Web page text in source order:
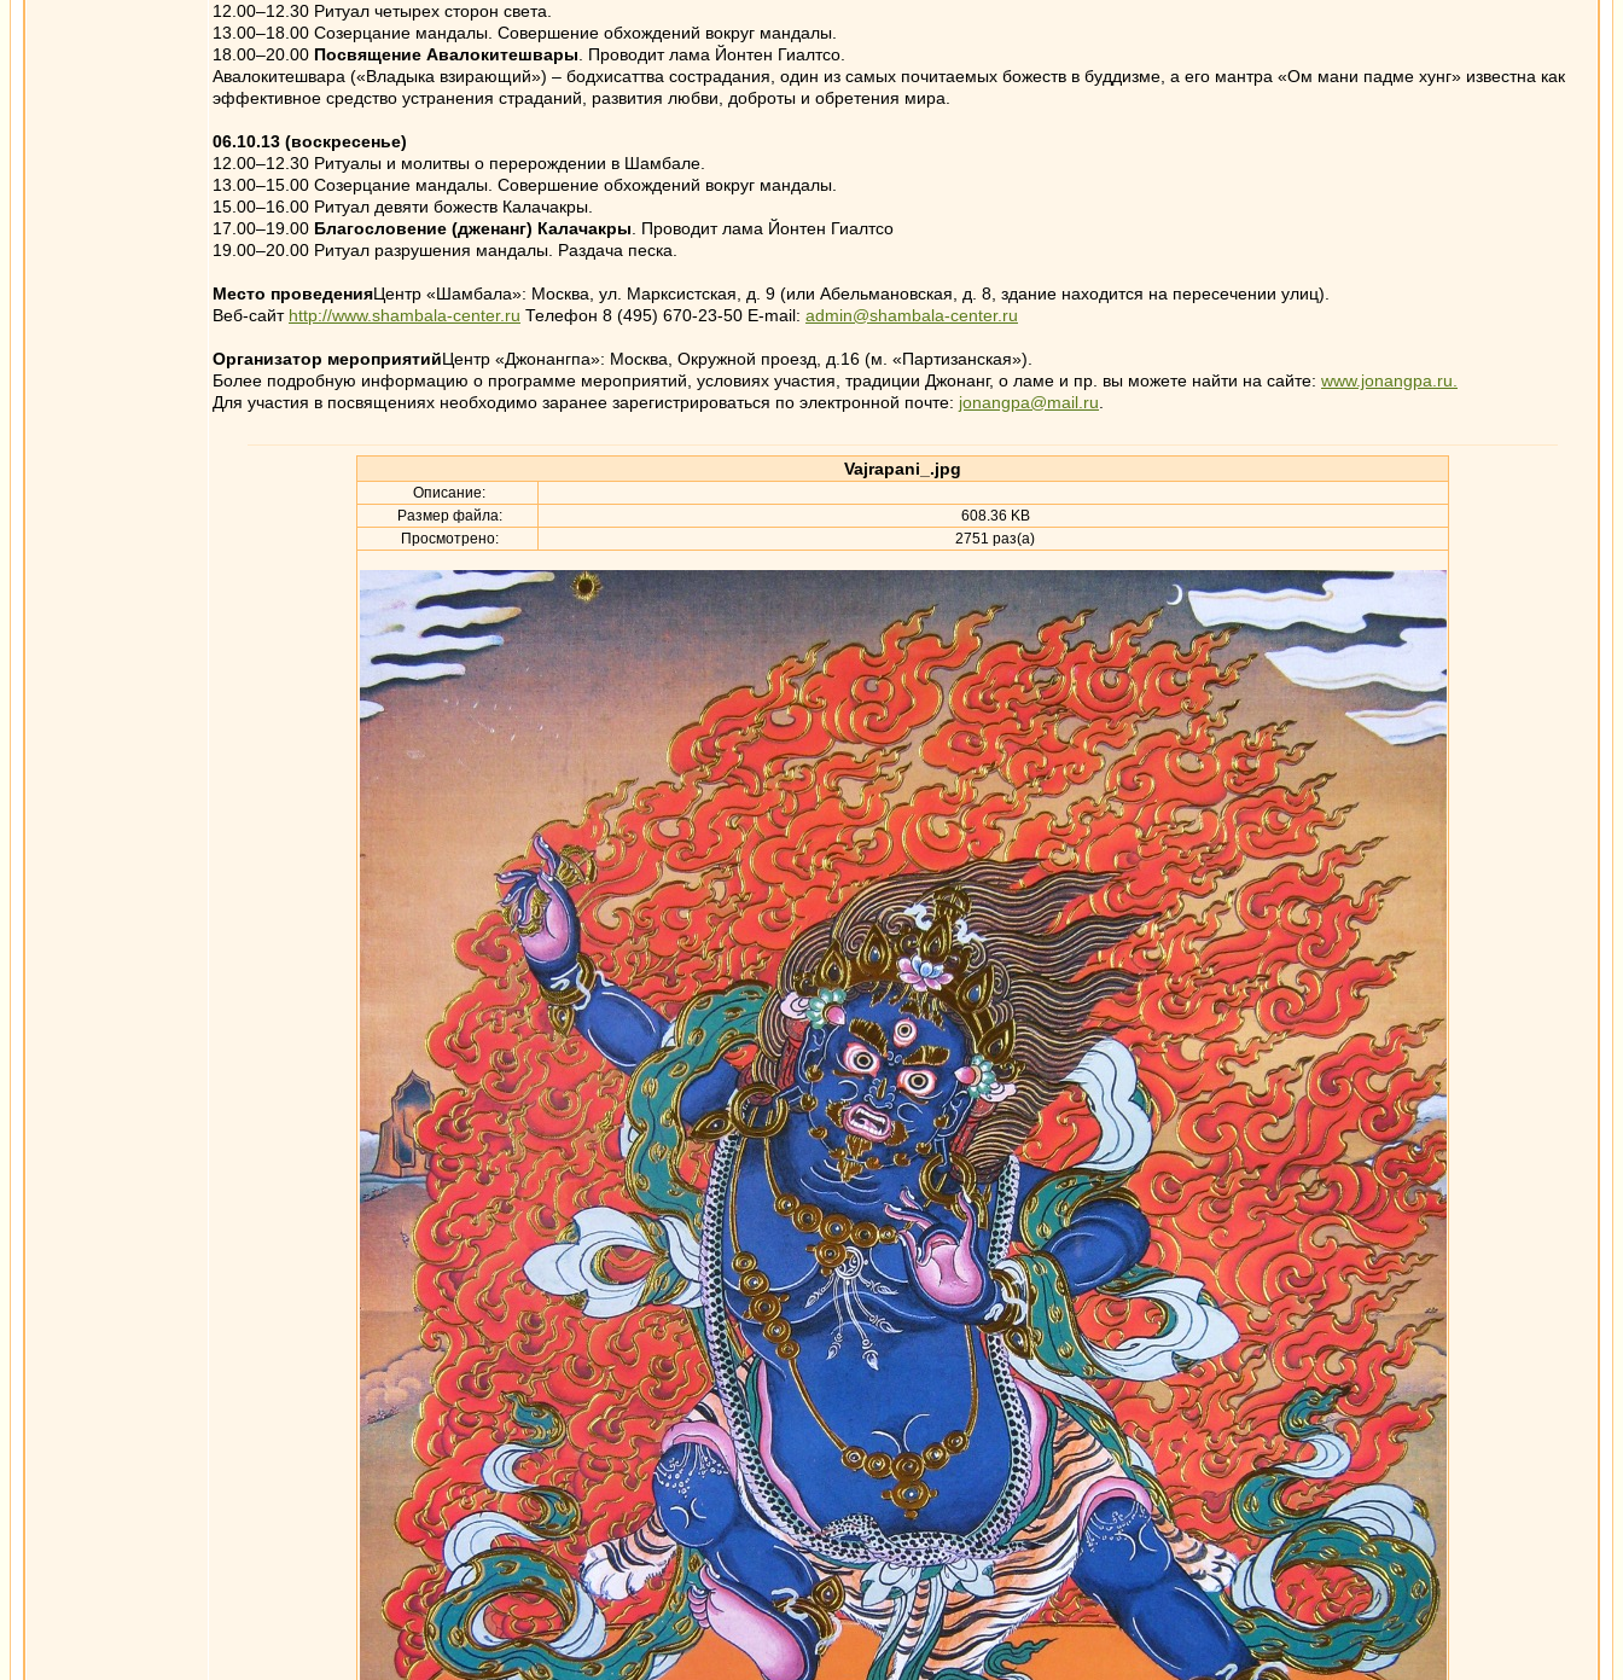
12.00–12.30 Ритуал четырех сторон света.
13.00–18.00 Созерцание мандалы. Совершение обхождений вокруг мандалы.
18.00–20.00 Посвящение Авалокитешвары . Проводит лама Йонтен Гиалтсо.
Авалокитешвара («Владыка взирающий») – бодхисаттва сострадания, один из самых почитаемых божеств в буддизме, а его мантра «Ом мани падме хунг» известна как
эффективное средство устранения страданий, развития любви, доброты и обретения мира.
06.10.13 (воскресенье)
12.00–12.30 Ритуалы и молитвы о перерождении в Шамбале.
13.00–15.00 Созерцание мандалы. Совершение обхождений вокруг мандалы.
15.00–16.00 Ритуал девяти божеств Калачакры.
17.00–19.00 Благословение (дженанг) Калачакры . Проводит лама Йонтен Гиалтсо
19.00–20.00 Ритуал разрушения мандалы. Раздача песка.
Место проведенияЦентр «Шамбала»: Москва, ул. Марксистская, д. 9 (или Абельмановская, д. 8, здание находится на пересечении улиц).
Веб-сайт http://www.shambala-center.ru Телефон 8 (495) 670-23-50 E-mail: admin@shambala-center.ru
Организатор мероприятийЦентр «Джонангпа»: Москва, Окружной проезд, д.16 (м. «Партизанская»).
Более подробную информацию о программе мероприятий, условиях участия, традиции Джонанг, о ламе и пр. вы можете найти на сайте: www.jonangpa.ru.
Для участия в посвящениях необходимо заранее зарегистрироваться по электронной почте: jonangpa@mail.ru
Vajrapani_.jpg
Описание:
Размер файла:
608.36 KB
Просмотрено:
2751 раз(а)